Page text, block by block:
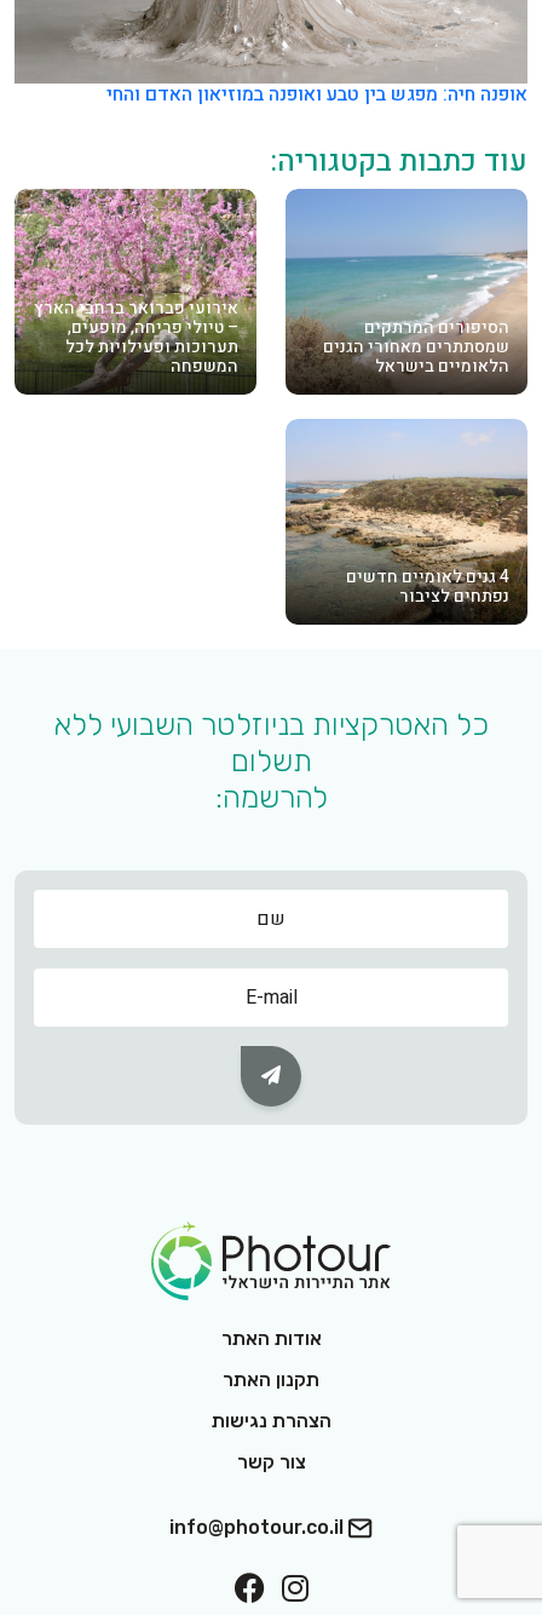
אופנה חיה: מפגש בין טבע ואופנה במוזיאון האדם והחי
עוד כתבות בקטגוריה:
הסיפורים המרתקים
שמסתתרים מאחורי הגנים
הלאומיים בישראל
אירועי פברואר ברחבי הארץ
– טיולי פריחה, מופעים,
תערוכות ופעילויות לכל
המשפחה
4 גנים לאומיים חדשים
נפתחים לציבור
כל האטרקציות בניוזלטר השבועי ללא
תשלום
להרשמה:
שם
שם
Subscribe Button
אודות האתר
תקנון האתר
הצהרת נגישות
צור קשר
info@photour.co.il
Follow On Interest
On Facebook